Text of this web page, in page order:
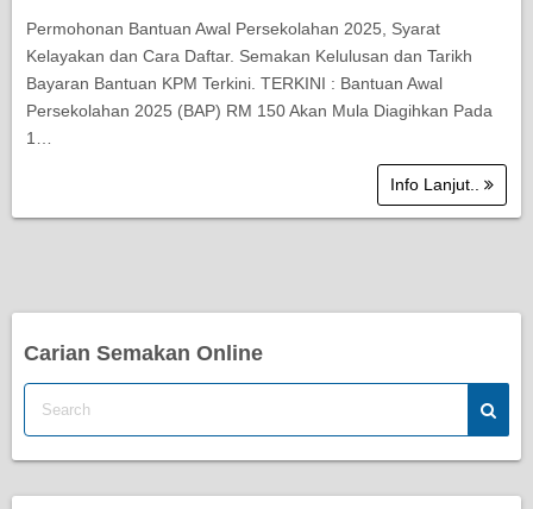
Permohonan Bantuan Awal Persekolahan 2025, Syarat
Kelayakan dan Cara Daftar. Semakan Kelulusan dan Tarikh
Bayaran Bantuan KPM Terkini. TERKINI : Bantuan Awal
Persekolahan 2025 (BAP) RM 150 Akan Mula Diagihkan Pada
1…
Info Lanjut..
Carian Semakan Online